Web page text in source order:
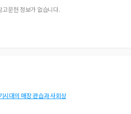
고문헌 정보가 없습니다.
시대의 매장 관습과 사회상